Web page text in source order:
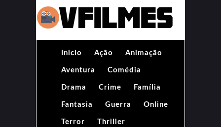
Inicio Ação Animação
Aventura Comédia
Drama Crime Família
Fantasia Guerra Online
Terror Thriller